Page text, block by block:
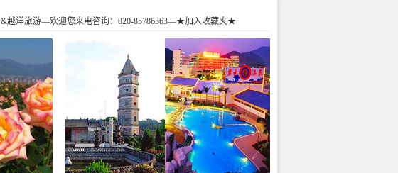
&越洋旅游—欢迎您来电咨询：020-85786363—★加入收藏夹★